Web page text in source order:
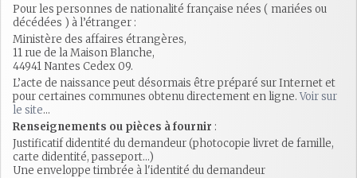
Pour les personnes de nationalité française nées ( mariées ou
décédées ) à l’étranger :
Ministère des affaires étrangères,
11 rue de la Maison Blanche,
44941 Nantes Cedex 09.
L’acte de naissance peut désormais être préparé sur Internet et
pour certaines communes obtenu directement en ligne. Voir sur
le site...
Renseignements ou pièces à fournir :
Justificatif didentité du demandeur (photocopie livret de famille,
carte didentité, passeport...)
Une enveloppe timbrée à l'identité du demandeur